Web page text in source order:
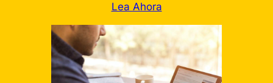
Lea Ahora